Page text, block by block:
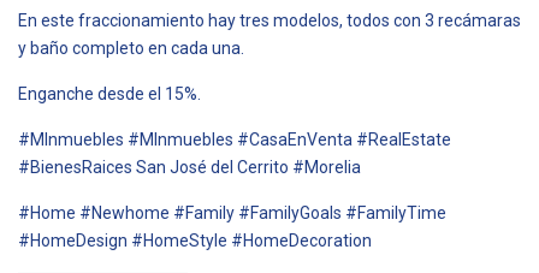
En este fraccionamiento hay tres modelos, todos con 3 recámaras
y baño completo en cada una.
Enganche desde el 15%.
#MInmuebles #MInmuebles #CasaEnVenta #RealEstate
#BienesRaices San José del Cerrito #Morelia
#Home #Newhome #Family #FamilyGoals #FamilyTime
#HomeDesign #HomeStyle #HomeDecoration